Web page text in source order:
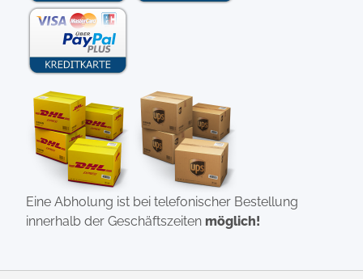
Eine Abholung ist bei telefonischer Bestellung
innerhalb der Geschäftszeiten möglich!